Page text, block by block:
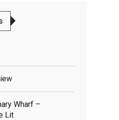
Wharf –
Lit